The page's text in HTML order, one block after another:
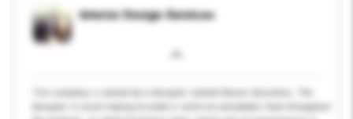
Interior Design Services